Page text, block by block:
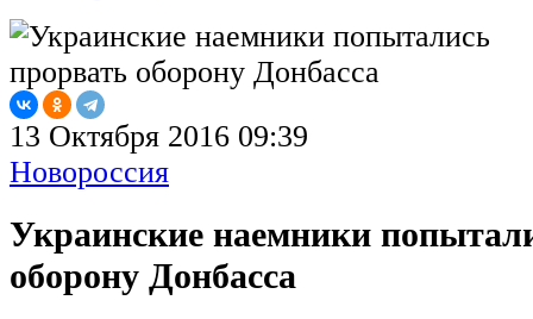
13 Октября 2016 09:39
Новороссия
Украинские наемники
оборону Донбасса